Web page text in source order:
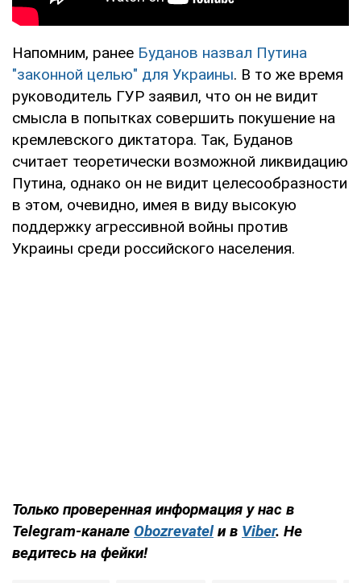
Напомним, ранее Буданов назвал Путина
"законной целью" для Украины. В то же время
руководитель ГУР заявил, что он не видит
смысла в попытках совершить покушение на
кремлевского диктатора. Так, Буданов
считает теоретически возможной ликвидацию
Путина, однако он не видит целесообразности
в этом, очевидно, имея в виду высокую
поддержку агрессивной войны против
Украины среди российского населения.
Только проверенная информация у нас в
Telegram-канале Obozrevatel и в Viber. Не
ведитесь на фейки!